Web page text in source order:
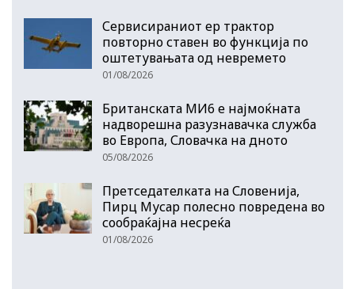
Сервисираниот ер трактор
повторно ставен во функција по
оштетувањата од невремето
01/08/2026
Британската МИ6 е најмоќната
надворешна разузнавачка служба
во Европа, Словачка на дното
05/08/2026
Претседателката на Словенија,
Пирц Мусар полесно повредена во
сообраќајна несреќа
01/08/2026